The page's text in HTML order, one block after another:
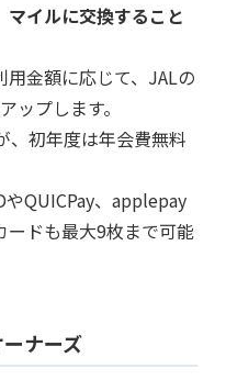
イルに交換すること
金額に応じて、JALの
ップします。
、初年度は年会費無料
QUICPay、applepay
ードも最大9枚まで可能
ナーズ